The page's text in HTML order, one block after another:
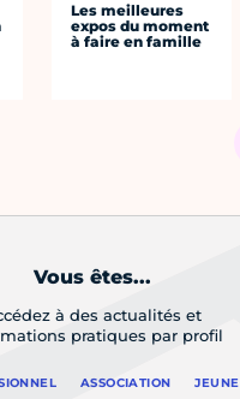
Les meilleures
expos du moment
à faire en famille
Vous êtes...
à des actualités et
pratiques par profil
ASSOCIATION JEUNE